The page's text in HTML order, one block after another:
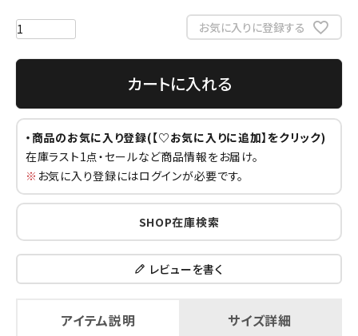
お気に入りに登録する
カートに入れる
・商品のお気に入り登録(【♡お気に入りに追加】をクリック)
在庫ラスト1点・セールなど商品情報をお届け。
※ お気に入り登録にはログインが必要です。
SHOP在庫検索
レビューを書く
アイテム説明 サイズ詳細